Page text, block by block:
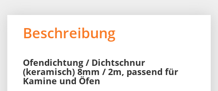
Beschreibung
Ofendichtung / Dichtschnur
(keramisch) 8mm / 2m, passend für
Kamine und Öfen